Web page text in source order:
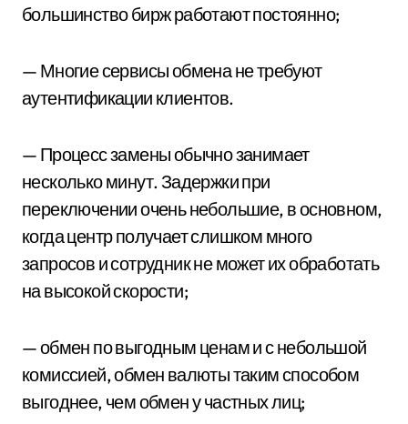
большинство бирж работают постоянно;
— Многие сервисы обмена не требуют
аутентификации клиентов.
— Процесс замены обычно занимает
несколько минут. Задержки при
переключении очень небольшие, в основном,
когда центр получает слишком много
запросов и сотрудник не может их обработать
на высокой скорости;
— обмен по выгодным ценам и с небольшой
комиссией, обмен валюты таким способом
выгоднее, чем обмен у частных лиц;